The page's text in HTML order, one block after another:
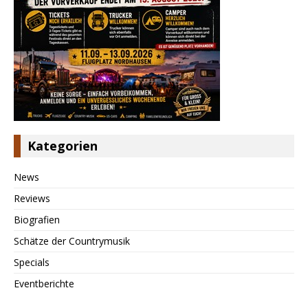
Kategorien
News
Reviews
Biografien
Schätze der Countrymusik
Specials
Eventberichte